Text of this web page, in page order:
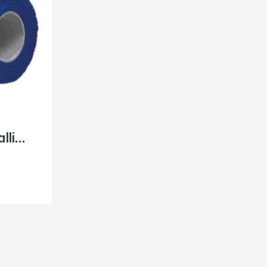
Kaitsme ja jalgpallisoki teip